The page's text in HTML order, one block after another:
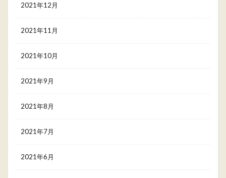
2021年12月
2021年11月
2021年10月
2021年9月
2021年8月
2021年7月
2021年6月